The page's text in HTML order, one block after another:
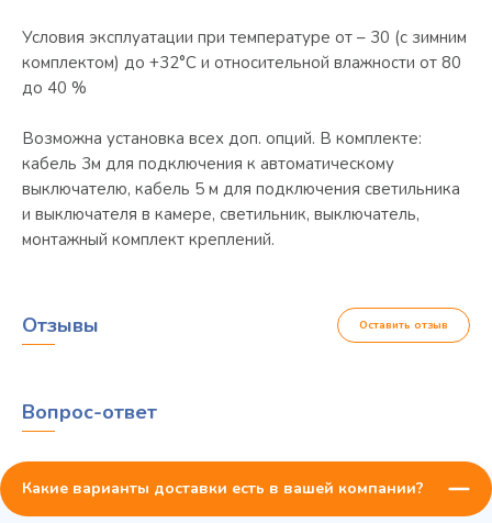
Условия эксплуатации при температуре от – 30 (с зимним
комплектом) до +32°С и относительной влажности от 80
до 40 %
Возможна установка всех доп. опций. В комплекте:
кабель 3м для подключения к автоматическому
выключателю, кабель 5 м для подключения светильника
и выключателя в камере, светильник, выключатель,
монтажный комплект креплений.
Отзывы Оставить отзыв
Вопрос-ответ
Какие варианты доставки есть в вашей компании?